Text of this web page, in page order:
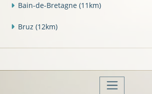
Bain-de-Bretagne (11km)
Bruz (12km)